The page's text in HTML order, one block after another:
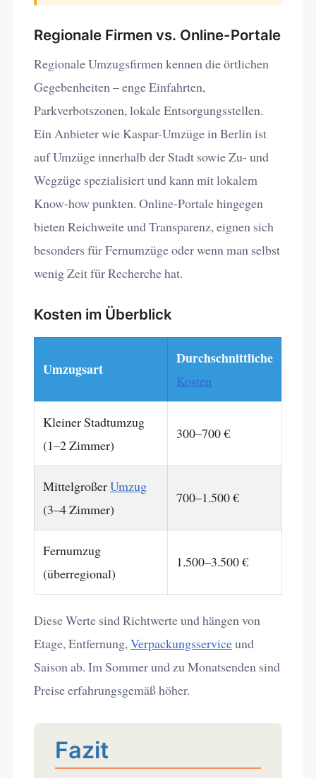
Regionale Firmen vs. Online-Portale
Regionale Umzugsfirmen kennen die örtlichen
Gegebenheiten – enge Einfahrten,
Parkverbotszonen, lokale Entsorgungsstellen.
Ein Anbieter wie Kaspar-Umzüge in Berlin ist
auf Umzüge innerhalb der Stadt sowie Zu- und
Wegzüge spezialisiert und kann mit lokalem
Know-how punkten. Online-Portale hingegen
bieten Reichweite und Transparenz, eignen sich
besonders für Fernumzüge oder wenn man selbst
wenig Zeit für Recherche hat.
Kosten im Überblick
Umzugsart
Durchschnittliche
Kosten
Kleiner Stadtumzug
(1–2 Zimmer)
300–700 €
MittelgroßerUmzug
(3–4 Zimmer)
700–1.500 €
Fernumzug
(überregional)
1.500–3.500 €
Diese Werte sind Richtwerte und hängen von
Etage, Entfernung,Verpackungsserviceund
Saison ab. Im Sommer und zu Monatsenden sind
Preise erfahrungsgemäß höher.
Fazit